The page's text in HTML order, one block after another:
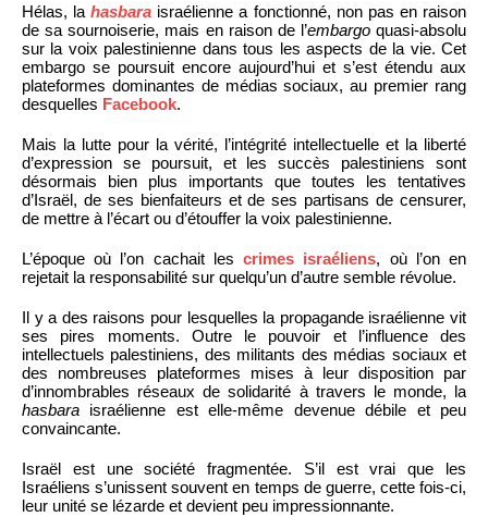
Hélas, lahasbara israélienne a fonctionné, non pas en raison
de sa sournoiserie, mais en raison de l’embargoquasi-absolu
sur la voix palestinienne dans tous les aspects de la vie. Cet
embargo se poursuit encore aujourd’hui et s’est étendu aux
plateformes dominantes de médias sociaux, au premier rang
desquelles Facebook.
Mais la lutte pour la vérité, l’intégrité intellectuelle et la liberté
d’expression se poursuit, et les succès palestiniens sont
désormais bien plus importants que toutes les tentatives
d’Israël, de ses bienfaiteurs et de ses partisans de censurer,
de mettre à l’écart ou d’étouffer la voix palestinienne.
L’époque où l’on cachait lescrimes israéliens, où l’on en
rejetait la responsabilité sur quelqu’un d’autre semble révolue.
Il y a des raisons pour lesquelles la propagande israélienne vit
ses pires moments. Outre le pouvoir et l’influence des
intellectuels palestiniens, des militants des médias sociaux et
des nombreuses plateformes mises à leur disposition par
d’innombrables réseaux de solidarité à travers le monde, la
hasbara israélienne est elle-même devenue débile et peu
convaincante.
Israël est une société fragmentée. S’il est vrai que les
Israéliens s’unissent souvent en temps de guerre, cette fois-ci,
leur unité se lézarde et devient peu impressionnante.